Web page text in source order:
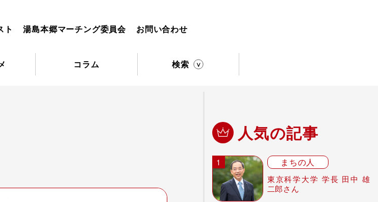
ト 湯島本郷マーチング委員会 お問い合わせ
コラム 検索
人気の記事
まちの人
東京科学大学 学長 田中 雄
二郎さん